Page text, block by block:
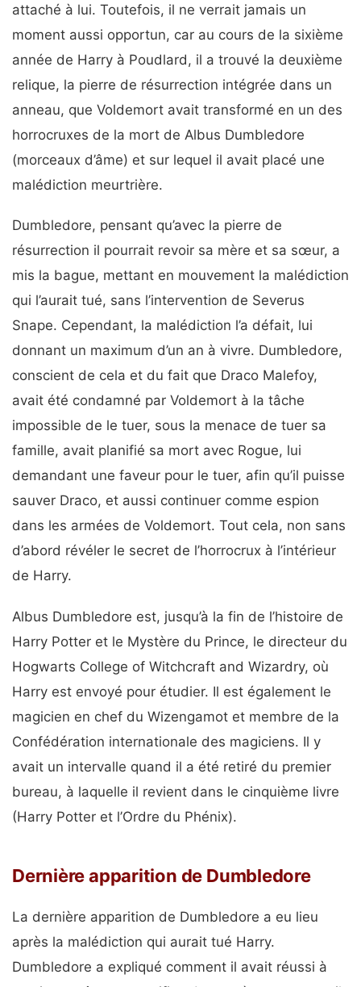
attaché à lui. Toutefois, il ne verrait jamais un
moment aussi opportun, car au cours de la sixième
année de Harry à Poudlard, il a trouvé la deuxième
relique, la pierre de résurrection intégrée dans un
anneau, que Voldemort avait transformé en un des
horrocruxes de la mort de Albus Dumbledore
(morceaux d’âme) et sur lequel il avait placé une
malédiction meurtrière.
Dumbledore, pensant qu’avec la pierre de
résurrection il pourrait revoir sa mère et sa sœur, a
mis la bague, mettant en mouvement la malédiction
qui l’aurait tué, sans l’intervention de Severus
Snape. Cependant, la malédiction l’a défait, lui
donnant un maximum d’un an à vivre. Dumbledore,
conscient de cela et du fait que Draco Malefoy,
avait été condamné par Voldemort à la tâche
impossible de le tuer, sous la menace de tuer sa
famille, avait planifié sa mort avec Rogue, lui
demandant une faveur pour le tuer, afin qu’il puisse
sauver Draco, et aussi continuer comme espion
dans les armées de Voldemort. Tout cela, non sans
d’abord révéler le secret de l’horrocrux à l’intérieur
de Harry.
Albus Dumbledore est, jusqu’à la fin de l’histoire de
Harry Potter et le Mystère du Prince, le directeur du
Hogwarts College of Witchcraft and Wizardry, où
Harry est envoyé pour étudier. Il est également le
magicien en chef du Wizengamot et membre de la
Confédération internationale des magiciens. Il y
avait un intervalle quand il a été retiré du premier
bureau, à laquelle il revient dans le cinquième livre
(Harry Potter et l’Ordre du Phénix).
Dernière apparition de Dumbledore
La dernière apparition de Dumbledore a eu lieu
après la malédiction qui aurait tué Harry.
Dumbledore a expliqué comment il avait réussi à